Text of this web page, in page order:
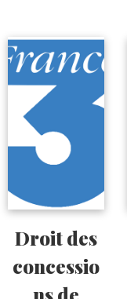
Droit des
concessio